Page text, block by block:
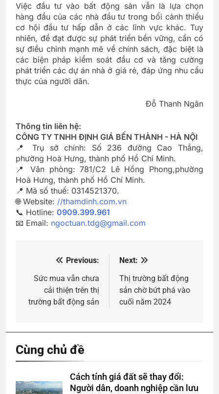
Việc đầu tư vào bất động sản vẫn là lựa chọn
hàng đầu của các nhà đầu tư trong bối cảnh thiếu
cơ hội đầu tư hấp dẫn ở các lĩnh vực khác. Tuy
nhiên, để đạt được sự phát triển bền vững, cần có
sự điều chỉnh mạnh mẽ về chính sách, đặc biệt là
các biện pháp kiểm soát đầu cơ và tăng cường
phát triển các dự án nhà ở giá rẻ, đáp ứng nhu cầu
thực của người dân.
Đỗ Thanh Ngân
Thông tin liên hệ:
CÔNG TY TNHH ĐỊNH GIÁ BẾN THÀNH - HÀ NỘI
📍 Trụ sở chính: Số 236 đường Cao Thắng,
phường Hoà Hưng, thành phố Hồ Chí Minh.
📍 Văn phòng: 781/C2 Lê Hồng Phong,phường
Hoà Hưng, thành phố Hồ Chí Minh.
📍 Mã số thuế: 0314521370.
🌐 Website: //thamdinh.com.vn
📞 Hotline: 0909.399.961
📧 Email: ngoctuan.tdg@gmail.com
hướng
bài
Previous:
Sức mua vẫn chưa
cải thiện trên thị
trường bất động sản
Next:
Thị trường bất động
sản chờ bứt phá vào
cuối năm 2024
Cùng chủ đề
Cách tính giá đất sẽ thay đổi:
Người dân, doanh nghiệp cần lưu